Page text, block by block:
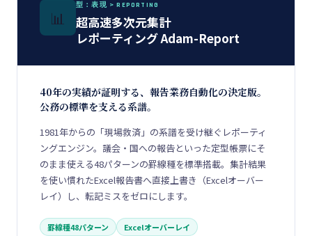
📊
型：表現 > REPORTING
超高速多次元集計
レポーティング Adam-Report
40年の実績が証明する、報告業務自動化の決定版。
公務の標準を支える系譜。
1981年からの「現場救済」の系譜を受け継ぐレポーティ
ングエンジン。議会・国への報告といった定型帳票にそ
のまま使える48パターンの罫線種を標準搭載。集計結果
を使い慣れたExcel報告書へ直接上書き（Excelオーバー
レイ）し、転記ミスをゼロにします。
罫線種48パターン Excelオーバーレイ